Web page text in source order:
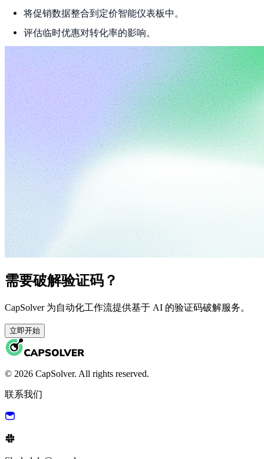
将促销数据整合到定价智能仪表板中。
评估临时优惠对转化率的影响。
需要破解验证码？
CapSolver 为自动化工作流提供基于 AI 的验证码破解服务。
立即开始
© 2026 CapSolver. All rights reserved.
联系我们